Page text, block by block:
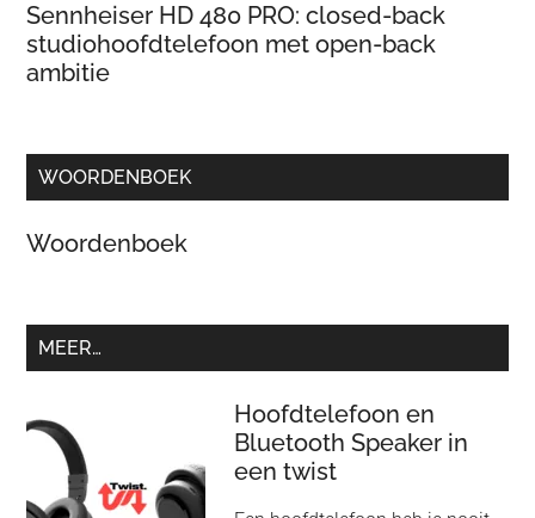
Sennheiser HD 480 PRO: closed-back
studiohoofdtelefoon met open-back
ambitie
WOORDENBOEK
Woordenboek
MEER…
Hoofdtelefoon en
Bluetooth Speaker in
een twist